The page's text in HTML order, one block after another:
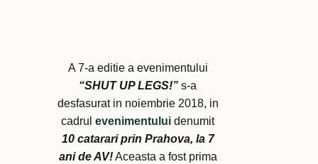
A 7-a editie a evenimentului
“SHUT UP LEGS!” s-a
desfasurat in noiembrie 2018, in
cadrul evenimentului denumit
10 catarari prin Prahova, la 7
ani de AV!Aceasta a fost prima